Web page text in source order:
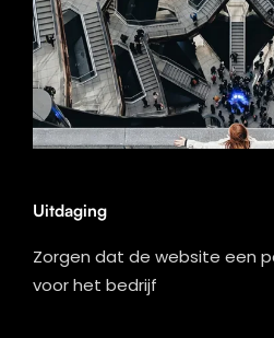
Uitdaging
Zorgen dat de website een
voor het bedrijf